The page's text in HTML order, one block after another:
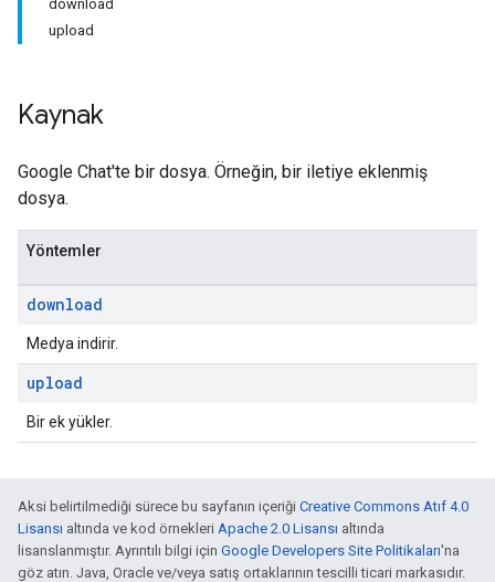
download
upload
Kaynak
Google Chat'te bir dosya. Örneğin, bir iletiye eklenmiş
dosya.
Yöntemler
download
Medya indirir.
upload
Bir ek yükler.
Aksi belirtilmediği sürece bu sayfanın içeriği Creative Commons Atıf 4.0
Lisansı altında ve kod örnekleri Apache 2.0 Lisansı altında
lisanslanmıştır. Ayrıntılı bilgi için Google Developers Site Politikaları'na
göz atın. Java, Oracle ve/veya satış ortaklarının tescilli ticari markasıdır.